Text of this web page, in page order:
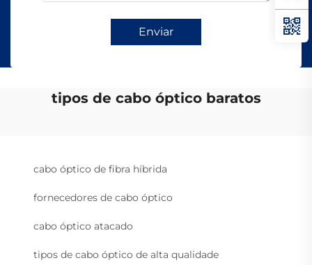
Enviar
tipos de cabo óptico baratos
cabo óptico de fibra híbrida
fornecedores de cabo óptico
cabo óptico atacado
tipos de cabo óptico de alta qualidade